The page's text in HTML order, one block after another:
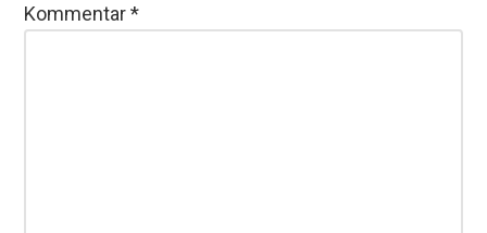
Kommentar*